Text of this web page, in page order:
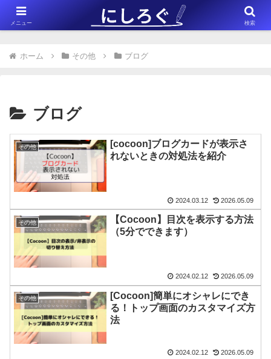
※このサイトはアフィリエイト広告（Amazonアソシエイト含む）を掲載
しています。
ホーム その他 ブログ
ブログ
その他
[cocoon]ブログカードが表示さ
れないときの対処法を紹介
2024.03.12 2026.05.09
その他
【Cocoon】目次を表示する方法
（5分でできます）
2024.02.12 2026.05.09
その他
[Cocoon]簡単にオシャレにでき
る！トップ画面のカスタマイズ方
法
2024.02.12 2026.05.09
メニュー 検索